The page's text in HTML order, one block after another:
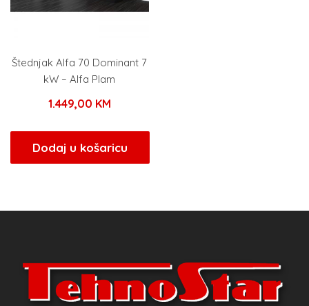
Štednjak Alfa 70 Dominant 7
kW – Alfa Plam
1.449,00 KM
Dodaj u košaricu